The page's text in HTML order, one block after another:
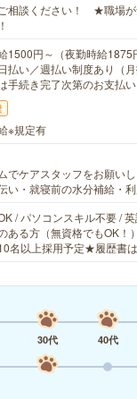
相談ください！ ★職場が
1500円～（夜勤時給
払い／週払い制度あり（
手続き完了次第のお支払い
※規定有
でケアスタッフをお願い
い・就寝前の水分補給・
/ パソコンスキル不要 /
ある方（無資格でもOK！
名以上採用予定★履歴書
30代 40代